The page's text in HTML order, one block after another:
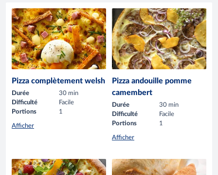
Pizza complètement welsh
Durée
30 min
Difficulté
Facile
Portions
1
Afficher
Pizza andouille pomme
camembert
Durée
30 min
Difficulté
Facile
Portions
1
Afficher